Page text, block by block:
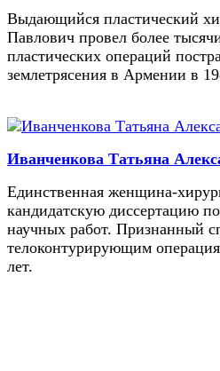
Выдающийся пластический
Павлович провел более
пластических операций
землетрясения в Армении в
Иванченкова Татьяна
Единственная женщина-
кандидатскую диссертацию
научных работ. Признанный
телоконтурирующим
лет.